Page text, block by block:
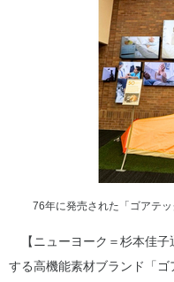
76年に発売された「ゴアテ
【ニューヨーク＝杉本佳子
する高機能素材ブランド「